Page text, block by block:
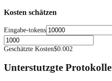
Kosten schätzen
Eingabe-tokens
Geschätzte Kosten$0.002
Unterstutzgte Protokolle